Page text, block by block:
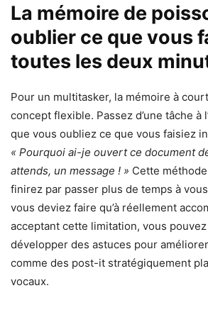
La mémoire de
oublier ce que vous
toutes les deux
Pour un multitasker, la mémoire à
concept flexible. Passez d’une tâche à
que vous oubliez ce que vous faisiez
« Pourquoi ai-je ouvert ce document
attends, un message ! » Cette
finirez par passer plus de temps à
vous deviez faire qu’à réellement
acceptant cette limitation, vous
développer des astuces pour
comme des post-it stratégiquement
vocaux.